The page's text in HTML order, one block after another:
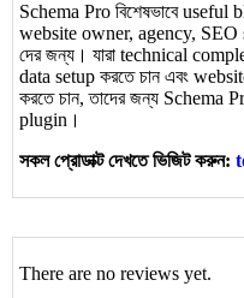
Schema Pro বিশেষভাবে
website owner, agency, SEO
দের জন্য। যারা technical
data setup করতে চান এবং
করতে চান, তাদের জন্য Schema
plugin।
সকল প্রোডাক্ট দেখতে ভিজিট করুন:
There are no reviews yet.